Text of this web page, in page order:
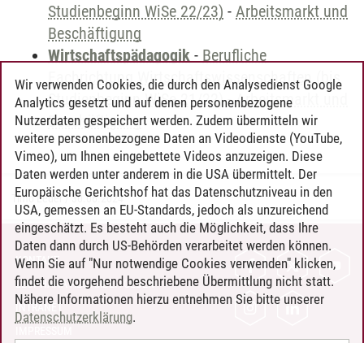
Studienbeginn WiSe 22/23) - Arbeitsmarkt und
Beschäftigung
Wirtschaftspädagogik - Berufliche
Fachrichtung Wirtschaftswissenschaften (bis
Studienbeginn WiSe 21/22)-Arbeitsmarkt und
Beschäftigung
Timo Leder/30.06.2024
KONTAKT
LEUPHANA ALS ARBEITGEBER
INTRANET
Wir verwenden Cookies, die durch den Analysedienst Google
Analytics gesetzt und auf denen personenbezogene
Nutzerdaten gespeichert werden. Zudem übermitteln wir
weitere personenbezogene Daten an Videodienste (YouTube,
Vimeo), um Ihnen eingebettete Videos anzuzeigen. Diese
Daten werden unter anderem in die USA übermittelt. Der
Europäische Gerichtshof hat das Datenschutzniveau in den
USA, gemessen an EU-Standards, jedoch als unzureichend
eingeschätzt. Es besteht auch die Möglichkeit, dass Ihre
Daten dann durch US-Behörden verarbeitet werden können.
Wenn Sie auf "Nur notwendige Cookies verwenden" klicken,
findet die vorgehend beschriebene Übermittlung nicht statt.
Nähere Informationen hierzu entnehmen Sie bitte unserer
Datenschutzerklärung.